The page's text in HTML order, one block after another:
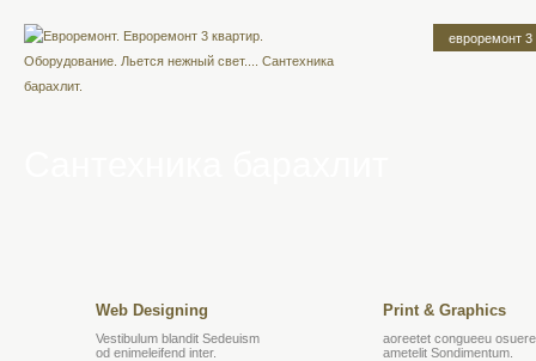
евроремонт 3
Web Designing
Vestibulum blandit Sedeuism
od enimeleifend inter.
Print & Graphics
aoreetet congueeu
ametelit Sondimentum.